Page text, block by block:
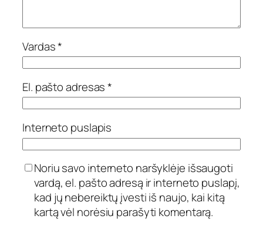
Vardas*
El. pašto adresas*
Interneto puslapis
Noriu savo interneto naršyklėje išsaugoti
vardą, el. pašto adresą ir interneto puslapį,
kad jų nebereiktų įvesti iš naujo, kai kitą
kartą vėl norėsiu parašyti komentarą.